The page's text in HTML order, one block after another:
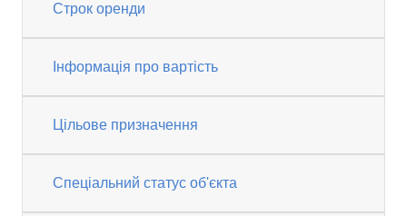
Строк оренди
Інформація про вартість
Цільове призначення
Спеціальний статус об'єкта